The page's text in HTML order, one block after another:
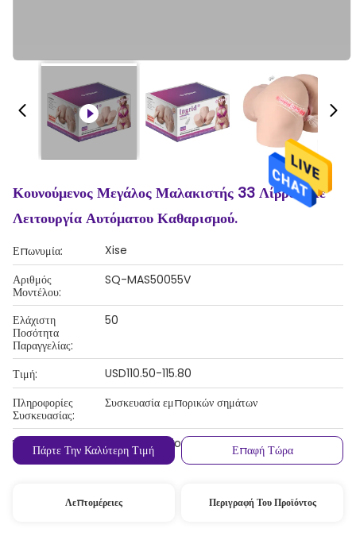
Κουνούμενος Μεγάλος Μαλακιστής 33 Λίβρες Με
Λειτουργία Αυτόματου Καθαρισμού.
Επωνυμία:
Xise
Αριθμός
Μοντέλου:
SQ-MAS50055V
Ελάχιστη
Ποσότητα
Παραγγελίας:
50
Τιμή:
USD110.50-115.80
Πληροφορίες
Συσκευασίας:
Συσκευασία εμπορικών σημάτων
Όροι Πληρωμής: ,Western Union,Τ/Τ
Πάρτε Την Καλύτερη Τιμή Επαφή Τώρα
Λεπτομέρειες Περιγραφή Του Προϊόντος